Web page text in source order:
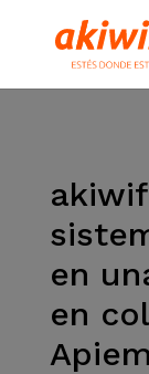
en
en
Apiem